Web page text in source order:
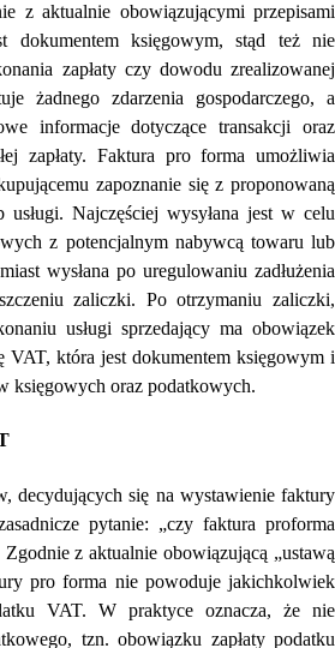
z aktualnie obowiązującymi przepisami
dokumentem księgowym, stąd też nie
zapłaty czy dowodu zrealizowanej
żadnego zdarzenia gospodarczego, a
informacje dotyczące transakcji oraz
zapłaty. Faktura pro forma umożliwia
zapoznanie się z proponowaną
usługi. Najczęściej wysyłana jest w celu
z potencjalnym nabywcą towaru lub
wysłana po uregulowaniu zadłużenia
zaliczki. Po otrzymaniu zaliczki,
usługi sprzedający ma obowiązek
VAT, która jest dokumentem księgowym i
księgowych oraz podatkowych.
decydujących się na wystawienie faktury
pytanie: „czy faktura proforma
Zgodnie z aktualnie obowiązującą „ustawą
pro forma nie powoduje jakichkolwiek
VAT. W praktyce oznacza, że nie
tzn. obowiązku zapłaty podatku